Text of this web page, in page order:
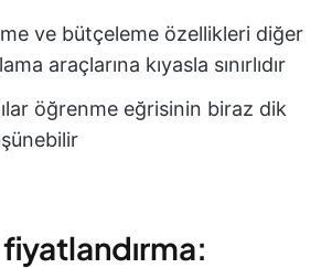
ve bütçeleme özellikleri diğer
araçlarına kıyasla sınırlıdır
öğrenme eğrisinin biraz dik